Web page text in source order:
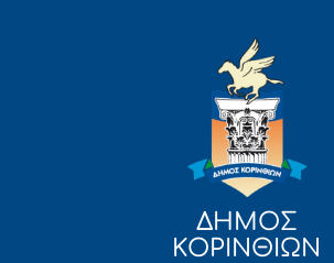
ΔΗΜΟΣ
ΚΟΡΙΝΘΙΩΝ